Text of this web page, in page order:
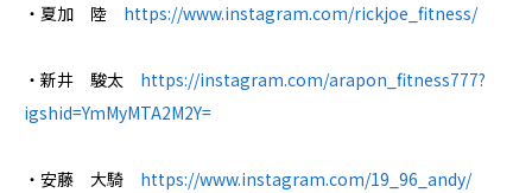
・夏加 陸 https://www.instagram.com/rickjoe_fitness/
・新井 駿太 https://instagram.com/arapon_fitness777?
igshid=YmMyMTA2M2Y=
・安藤 大騎 https://www.instagram.com/19_96_andy/